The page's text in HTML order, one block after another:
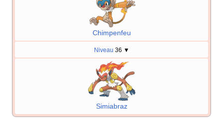
Chimpenfeu
Niveau 36 ▼
Simiabraz